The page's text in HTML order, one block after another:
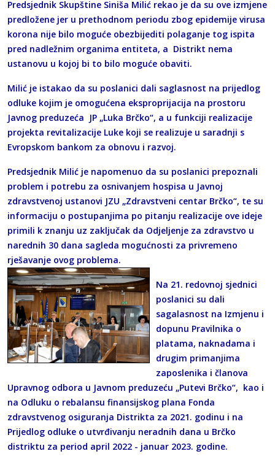
Predsjednik Skupštine Siniša Milić rekao je da su ove izmjene
predložene jer u prethodnom periodu zbog epidemije virusa
korona nije bilo moguće obezbijediti polaganje tog ispita
pred nadležnim organima entiteta, a Distrikt nema
ustanovu u kojoj bi to bilo moguće obaviti.
Milić je istakao da su poslanici dali saglasnost na prijedlog
odluke kojim je omogućena eksproprijacija na prostoru
Javnog preduzeća JP „Luka Brčko“, a u funkciji realizacije
projekta revitalizacije Luke koji se realizuje u saradnji s
Evropskom bankom za obnovu i razvoj.
Predsjednik Milić je napomenuo da su poslanici prepoznali
problem i potrebu za osnivanjem hospisa u Javnoj
zdravstvenoj ustanovi JZU „Zdravstveni centar Brčko“, te su
informaciju o postupanjima po pitanju realizacije ove ideje
primili k znanju uz zaključak da Odjeljenje za zdravstvo u
narednih 30 dana sagleda mogućnosti za privremeno
rješavanje ovog problema.
Na 21. redovnoj sjednici
poslanici su dali
sagalasnost na Izmjenu i
dopunu Pravilnika o
platama, naknadama i
drugim primanjima
zaposlenika i članova
Upravnog odbora u Javnom preduzeću „Putevi Brčko“, kao i
na Odluku o rebalansu finansijskog plana Fonda
zdravstvenog osiguranja Distrikta za 2021. godinu i na
Prijedlog odluke o utvrđivanju neradnih dana u Brčko
distriktu za period april 2022 - januar 2023. godine.